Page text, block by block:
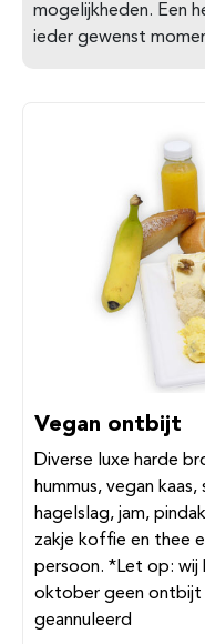
mogelijkheden. Een
ieder gewenst
Vegan ontbijt
Diverse luxe harde
hummus, vegan
hagelslag, jam,
zakje koffie en thee
persoon. *Let op: wij
oktober geen ontbijt
geannuleerd